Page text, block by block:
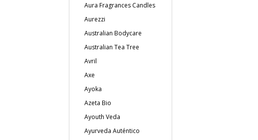
Aura Fragrances Candles
Aurezzi
Australian Bodycare
Australian Tea Tree
Avril
Axe
Ayoka
Azeta Bio
Ayouth Veda
Ayurveda Auténtico